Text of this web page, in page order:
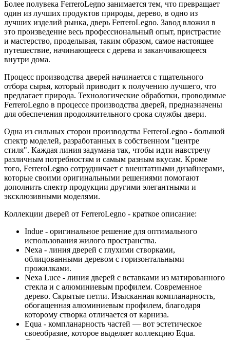
Более полувека FerreroLegno занимается тем, что превращает
один из лучших продуктов природы, дерево, в одно из
лучших изделий рынка, дверь FerreroLegno. Завод вложил в
это произведение весь профессиональный опыт, пристрастие
и мастерство, проделывая, таким образом, самое настоящее
путешествие, начинающееся с дерева и заканчивающееся
внутри дома.
Процесс производства дверей начинается с тщательного
отбора сырья, который приводит к получению лучшего, что
предлагает природа. Технологические обработки, проводимые
FerreroLegno в процессе производства дверей, предназначены
для обеспечения продолжительного срока службы двери.
Одна из сильных сторон производства FerreroLegno - большой
спектр моделей, разработанных в собственном "центре
стиля". Каждая линия задумана так, чтобы идти навстречу
различным потребностям и самым разным вкусам. Кроме
того, FerreroLegno сотрудничает с внештатными дизайнерами,
которые своими оригинальными решениями помогают
дополнить спектр продукции другими элегантными и
эксклюзивными моделями.
Коллекции дверей от FerreroLegno - краткое описание:
Indue - оригинальное решение для оптимального
использования жилого пространства.
Nexa - линия дверей с глухими створками,
облицованными деревом с горизонтальными
прожилками.
Nexa Luce - линия дверей с вставками из матированного
стекла и с алюминиевым профилем. Современное
дерево. Скрытые петли. Изысканная компланарность,
обогащенная алюминиевым профилем, благодаря
которому створка отличается от карниза.
Equa - компланарность частей — вот эстетическое
своеобразие, которое выделяет коллекцию Equa.